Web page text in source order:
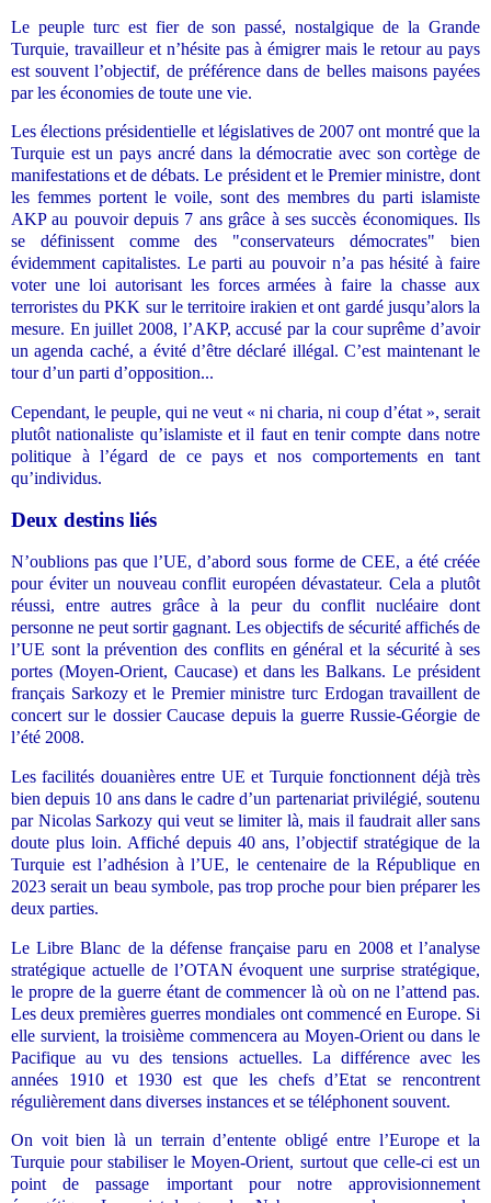
Le peuple turc est fier de son passé, nostalgique de la Grande
Turquie, travailleur et n’hésite pas à émigrer mais le retour au pays
est souvent l’objectif, de préférence dans de belles maisons payées
par les économies de toute une vie.
Les élections présidentielle et législatives de 2007 ont montré que la
Turquie est un pays ancré dans la démocratie avec son cortège de
manifestations et de débats. Le président et le Premier ministre, dont
les femmes portent le voile, sont des membres du parti islamiste
AKP au pouvoir depuis 7 ans grâce à ses succès économiques. Ils
se définissent comme des "conservateurs démocrates" bien
évidemment capitalistes. Le parti au pouvoir n’a pas hésité à faire
voter une loi autorisant les forces armées à faire la chasse aux
terroristes du PKK sur le territoire irakien et ont gardé jusqu’alors la
mesure. En juillet 2008, l’AKP, accusé par la cour suprême d’avoir
un agenda caché, a évité d’être déclaré illégal. C’est maintenant le
tour d’un parti d’opposition...
Cependant, le peuple, qui ne veut « ni charia, ni coup d’état », serait
plutôt nationaliste qu’islamiste et il faut en tenir compte dans notre
politique à l’égard de ce pays et nos comportements en tant
qu’individus.
Deux destins liés
N’oublions pas que l’UE, d’abord sous forme de CEE, a été créée
pour éviter un nouveau conflit européen dévastateur. Cela a plutôt
réussi, entre autres grâce à la peur du conflit nucléaire dont
personne ne peut sortir gagnant. Les objectifs de sécurité affichés de
l’UE sont la prévention des conflits en général et la sécurité à ses
portes (Moyen-Orient, Caucase) et dans les Balkans. Le président
français Sarkozy et le Premier ministre turc Erdogan travaillent de
concert sur le dossier Caucase depuis la guerre Russie-Géorgie de
l’été 2008.
Les facilités douanières entre UE et Turquie fonctionnent déjà très
bien depuis 10 ans dans le cadre d’un partenariat privilégié, soutenu
par Nicolas Sarkozy qui veut se limiter là, mais il faudrait aller sans
doute plus loin. Affiché depuis 40 ans, l’objectif stratégique de la
Turquie est l’adhésion à l’UE, le centenaire de la République en
2023 serait un beau symbole, pas trop proche pour bien préparer les
deux parties.
Le Libre Blanc de la défense française paru en 2008 et l’analyse
stratégique actuelle de l’OTAN évoquent une surprise stratégique,
le propre de la guerre étant de commencer là où on ne l’attend pas.
Les deux premières guerres mondiales ont commencé en Europe. Si
elle survient, la troisième commencera au Moyen-Orient ou dans le
Pacifique au vu des tensions actuelles. La différence avec les
années 1910 et 1930 est que les chefs d’Etat se rencontrent
régulièrement dans diverses instances et se téléphonent souvent.
On voit bien là un terrain d’entente obligé entre l’Europe et la
Turquie pour stabiliser le Moyen-Orient, surtout que celle-ci est un
point de passage important pour notre approvisionnement